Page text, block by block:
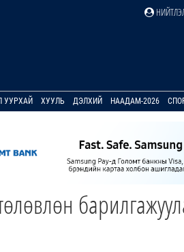
УУРХАЙ ХУУЛЬ ДЭЛХИЙ НААДАМ-2026